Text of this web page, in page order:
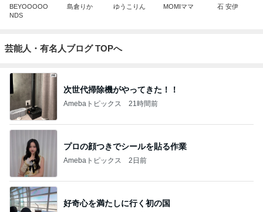
BEYOOOOO
NDS
島倉りか ゆうこりん MOMIママ 石 安伊
芸能人・有名人ブログ TOPへ
次世代掃除機がやってきた！！
Amebaトピックス 21時間前
プロの顔つきでシールを貼る作業
Amebaトピックス 2日前
好奇心を満たしに行く初の国